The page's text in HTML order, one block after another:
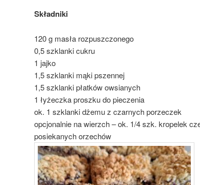
Składniki
120 g masła rozpuszczonego
0,5 szklanki cukru
1 jajko
1,5 szklanki mąki pszennej
1,5 szklanki płatków owsianych
1 łyżeczka proszku do pieczenia
ok. 1 szklanki dżemu z czarnych porzeczek
opcjonalnie na wierzch – ok. 1/4 szk. kropelek
posiekanych orzechów